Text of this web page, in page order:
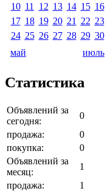
10 11 12 13 14 15 16
17 18 19 20 21 22 23
24 25 26 27 28 29 30
май
июль
Статистика
Объявлений за
сегодня:
0
продажа:
0
покупка:
0
Объявлений за
месяц:
1
продажа:
1